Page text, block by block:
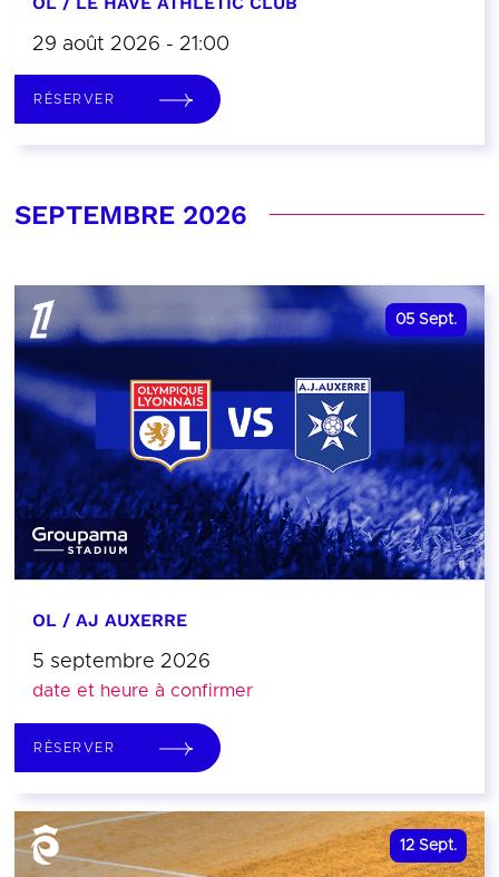
29 août 2026 - 21:00
RÉSERVER
SEPTEMBRE 2026
05 Sept.
OL / AJ AUXERRE
5 septembre 2026
date et heure à confirmer
RÉSERVER
12 Sept.